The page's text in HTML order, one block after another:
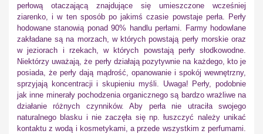
perłową otaczającą znajdujące się umieszczone wcześniej
ziarenko, i w ten sposób po jakimś czasie powstaje perła. Perły
hodowane stanowią ponad 90% handlu perłami. Farmy hodowlane
zakładane są na morzach, w których powstają perły morskie oraz
w jeziorach i rzekach, w których powstają perły słodkowodne.
Niektórzy uważają, że perły działają pozytywnie na każdego, kto je
posiada, że perły dają mądrość, opanowanie i spokój wewnętrzny,
sprzyjają koncentracji i skupieniu myśli. Uwaga! Perły, podobnie
jak inne minerały pochodzenia organicznego są bardzo wrażliwe na
działanie różnych czynników. Aby perła nie utraciła swojego
naturalnego blasku i nie zaczęła się np. łuszczyć należy unikać
kontaktu z wodą i kosmetykami, a przede wszystkim z perfumami.